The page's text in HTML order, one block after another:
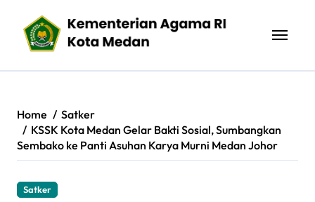
content
Home
Satker
KSSK Kota Medan Gelar Bakti Sosial, Sumbangkan
Sembako ke Panti Asuhan Karya Murni Medan Johor
Satker